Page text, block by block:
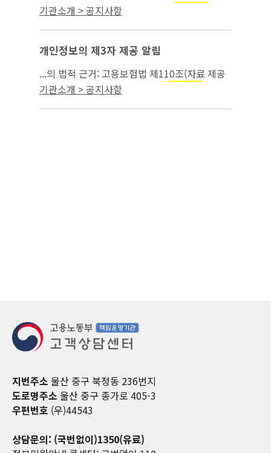
공의 요청) 3. 제3자 제공의 목적:
기관소개 > 공지사항
개인정보의 제3자 제공 알림
...의 법적 근거: 고용보험법 제110조(자료 제공
의 요청) 3. 제3자 제공의 목적:
기관소개 > 공지사항
지번주소 울산 중구 북정동 236번지
도로명주소 울산 중구 종가로 405-3
우편번호 (우)44543
상담문의: (국번없이)1350(유료)